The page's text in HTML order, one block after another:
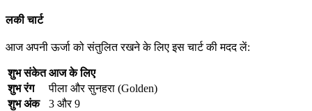
लकी चार्ट
आज अपनी ऊर्जा को संतुलित रखने के लिए इस चार्ट की मदद लें:
शुभ संकेत आज के लिए
शुभ रंग
पीला और सुनहरा (Golden)
शुभ अंक
3 और 9